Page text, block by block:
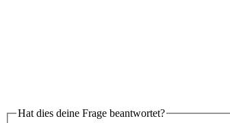
Hat dies deine Frage beantwortet?